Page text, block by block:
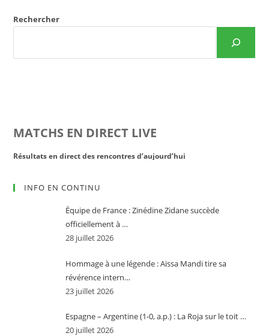
Rechercher
MATCHS EN DIRECT LIVE
Résultats en direct des rencontres d’aujourd’hui
INFO EN CONTINU
Équipe de France : Zinédine Zidane succède
officiellement à …
28 juillet 2026
Hommage à une légende : Aïssa Mandi tire sa
révérence intern…
23 juillet 2026
Espagne – Argentine (1-0, a.p.) : La Roja sur le toit …
20 juillet 2026